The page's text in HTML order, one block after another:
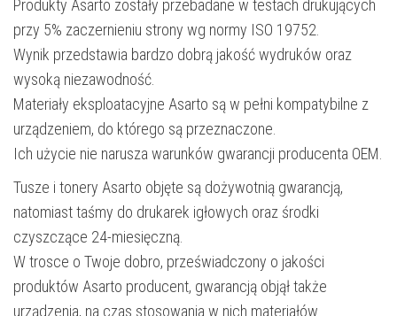
Produkty Asarto zostały przebadane w testach drukujących
przy 5% zaczernieniu strony wg normy ISO 19752.
Wynik przedstawia bardzo dobrą jakość wydruków oraz
wysoką niezawodność.
Materiały eksploatacyjne Asarto są w pełni kompatybilne z
urządzeniem, do którego są przeznaczone.
Ich użycie nie narusza warunków gwarancji producenta OEM.
Tusze i tonery Asarto objęte są dożywotnią gwarancją,
natomiast taśmy do drukarek igłowych oraz środki
czyszczące 24-miesięczną.
W trosce o Twoje dobro, przeświadczony o jakości
produktów Asarto producent, gwarancją objął także
urządzenia, na czas stosowania w nich materiałów